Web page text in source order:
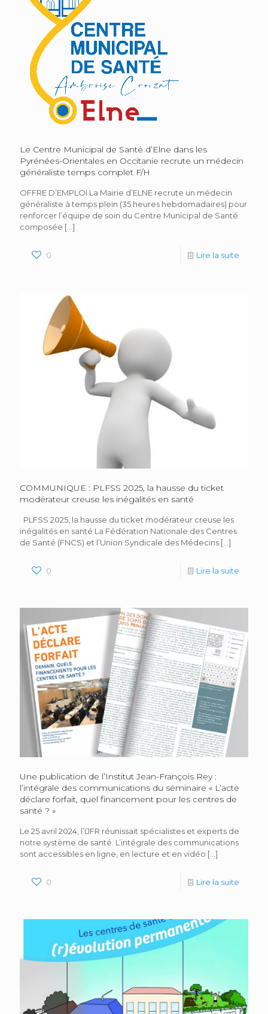
Le Centre Municipal de Santé d’Elne dans les
Pyrénées-Orientales en Occitanie recrute un médecin
généraliste temps complet F/H
OFFRE D’EMPLOI La Mairie d’ELNE recrute un médecin
généraliste à temps plein (35 heures hebdomadaires) pour
renforcer l’équipe de soin du Centre Municipal de Santé
composée […]
0 Lire la suite
COMMUNIQUE : PLFSS 2025, la hausse du ticket
modérateur creuse les inégalités en santé
PLFSS 2025, la hausse du ticket modérateur creuse les
inégalités en santé La Fédération Nationale des Centres
de Santé (FNCS) et l’Union Syndicale des Médecins […]
0 Lire la suite
Une publication de l’Institut Jean-François Rey :
l’intégrale des communications du séminaire « L’acte
déclare forfait, quel financement pour les centres de
santé ? »
Le 25 avril 2024, l’IJFR réunissait spécialistes et experts de
notre système de santé. L’intégrale des communications
sont accessibles en ligne, en lecture et en vidéo […]
0 Lire la suite